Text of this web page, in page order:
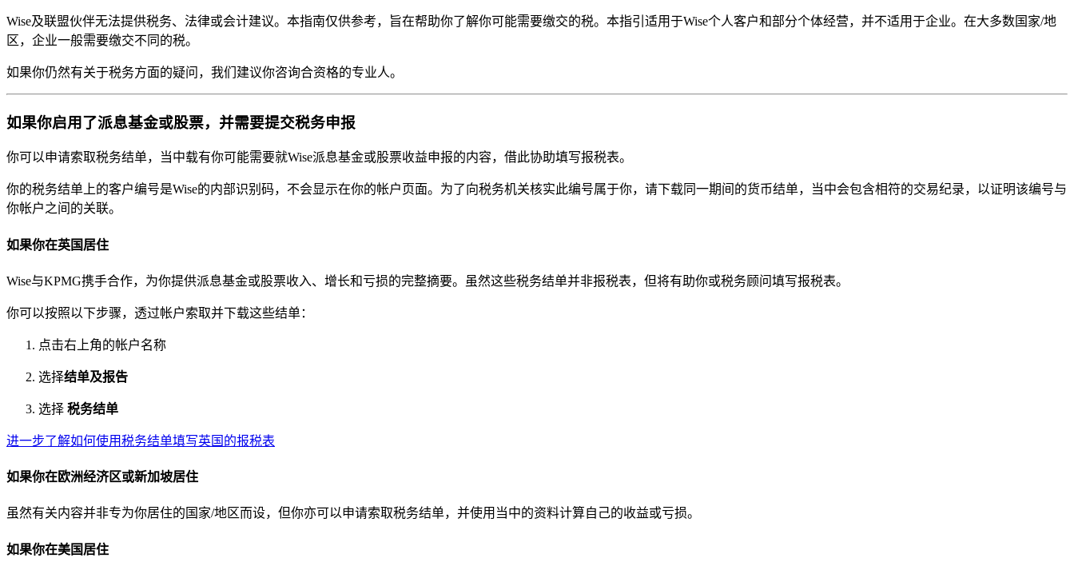
Wise及联盟伙伴无法提供税务、法律或会计建议。本指南仅供参考，旨在帮助你了解你可能需要缴交的税。本指引适用于Wise个人客户和部分个体经营，并不适用于企业。在大多数国家/地
区，企业一般需要缴交不同的税。
如果你仍然有关于税务方面的疑问，我们建议你咨询合资格的专业人。
如果你启用了派息基金或股票，并需要提交税务申报
你可以申请索取税务结单，当中载有你可能需要就Wise派息基金或股票收益申报的内容，借此协助填写报税表。
你的税务结单上的客户编号是Wise的内部识别码，不会显示在你的帐户页面。为了向税务机关核实此编号属于你，请下载同一期间的货币结单，当中会包含相符的交易纪录，以证明该编号与
你帐户之间的关联。
如果你在英国居住
Wise与KPMG携手合作，为你提供派息基金或股票收入、增长和亏损的完整摘要。虽然这些税务结单并非报税表，但将有助你或税务顾问填写报税表。
你可以按照以下步骤，透过帐户索取并下载这些结单：
点击右上角的帐户名称
选择结单及报告
选择 税务结单
进一步了解如何使用税务结单填写英国的报税表
如果你在欧洲经济区或新加坡居住
虽然有关内容并非专为你居住的国家/地区而设，但你亦可以申请索取税务结单，并使用当中的资料计算自己的收益或亏损。
如果你在美国居住